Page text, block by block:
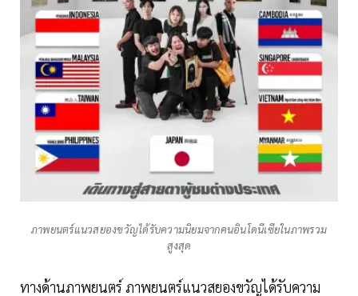
ภาพยนตร์แนวสยองขวัญได้รับความนิยมจากคนอินโดนีเซียในภาพรวม
สูงสุด
ทางด้านภาพยนตร์ ภาพยนตร์แนวสยองขวัญได้รับความ